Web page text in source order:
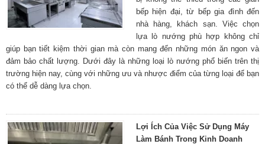
bếp hiện đại, từ bếp gia đình đến
nhà hàng, khách sạn. Việc chọn
lựa lò nướng phù hợp không chỉ
giúp bạn tiết kiệm thời gian mà còn mang đến những món ăn ngon và
đảm bảo chất lượng. Dưới đây là những loại lò nướng phổ biến trên thị
trường hiện nay, cùng với những ưu và nhược điểm của từng loại để bạn
có thể dễ dàng lựa chọn.
Lợi Ích Của Việc Sử Dụng Máy
Làm Bánh Trong Kinh Doanh